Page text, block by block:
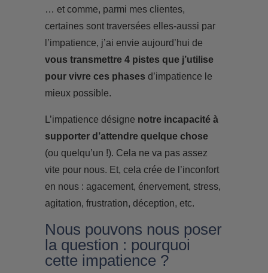
… et comme, parmi mes clientes,
certaines sont traversées elles-aussi par
l’impatience, j’ai envie aujourd’hui de
vous transmettre 4 pistes que j’utilise
pour vivre ces phases d’impatience le
mieux possible.
L’impatience désigne notre incapacité à
supporter d’attendre quelque chose
(ou quelqu’un !). Cela ne va pas assez
vite pour nous. Et, cela crée de l’inconfort
en nous : agacement, énervement, stress,
agitation, frustration, déception, etc.
Nous pouvons nous poser
la question : pourquoi
cette impatience ?